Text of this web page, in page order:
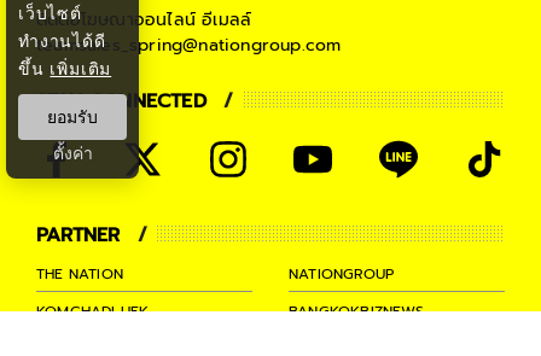
ติดต่อโฆษณาออนไลน์ อีเมลล์
teamsales_spring@nationgroup.com
STAY CONNECTED
PARTNER
THE NATION
NATIONGROUP
KOMCHADLUEK
BANGKOKBIZNEWS
เว็บไซต์
ทำงานได้ดี
ขึ้น เพิ่มเติม
ยอมรับ
ตั้งค่า